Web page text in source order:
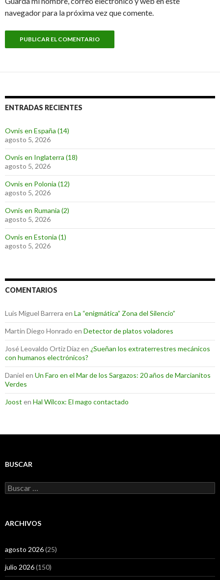
navegador para la próxima vez que comente.
ENTRADAS RECIENTES
Ovnis en España (14)
agosto 5, 2026
Ovnis en Inglaterra (18)
agosto 5, 2026
Ovnis en Polonia (12)
agosto 5, 2026
Ovnis en Rumania (2)
agosto 5, 2026
Ovnis en Estonia (1)
agosto 5, 2026
COMENTARIOS
Luis Miguel Barrera en La “enigmática” Zona del Silencio”
Martin Diego Honrado en Detector de platos voladores
José Leovaldo Ortiz Díazen ¿Sueñan los extraterrestres mecánicos
con humanos electrónicos?
Daniel en Un Faro en el Mar de los Sargazos: 20 años de Marcianitos
Verdes
Joost en Hal Wilcox: El mago contactado
BUSCAR
Buscar:
ARCHIVOS
agosto 2026(25)
julio 2026(150)